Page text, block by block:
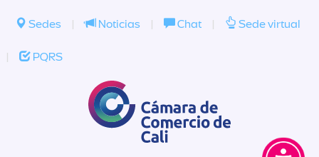
Sedes | Noticias | Chat | Sede virtual
| PQRS